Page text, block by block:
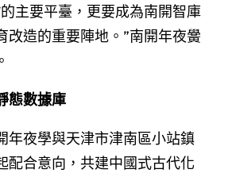
的主要平臺，更要成為南開智庫
改造的重要陣地。”南開年夜黌
態數據庫
年夜學與天津市津南區小站鎮
配合意向，共建中國式古代化